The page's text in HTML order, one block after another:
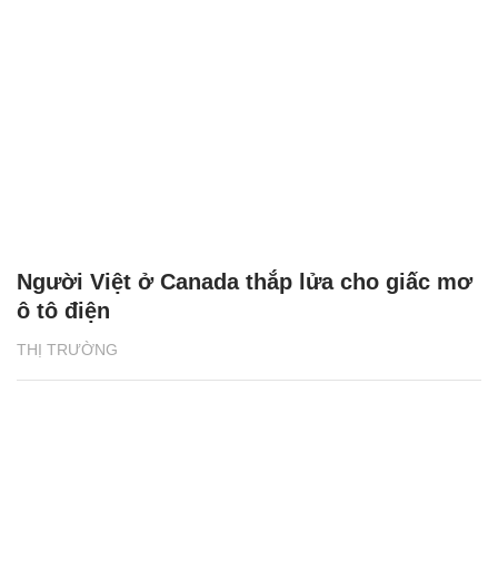
THỊ TRƯỜNG
Người Việt ở Canada thắp lửa cho giấc mơ
ô tô điện